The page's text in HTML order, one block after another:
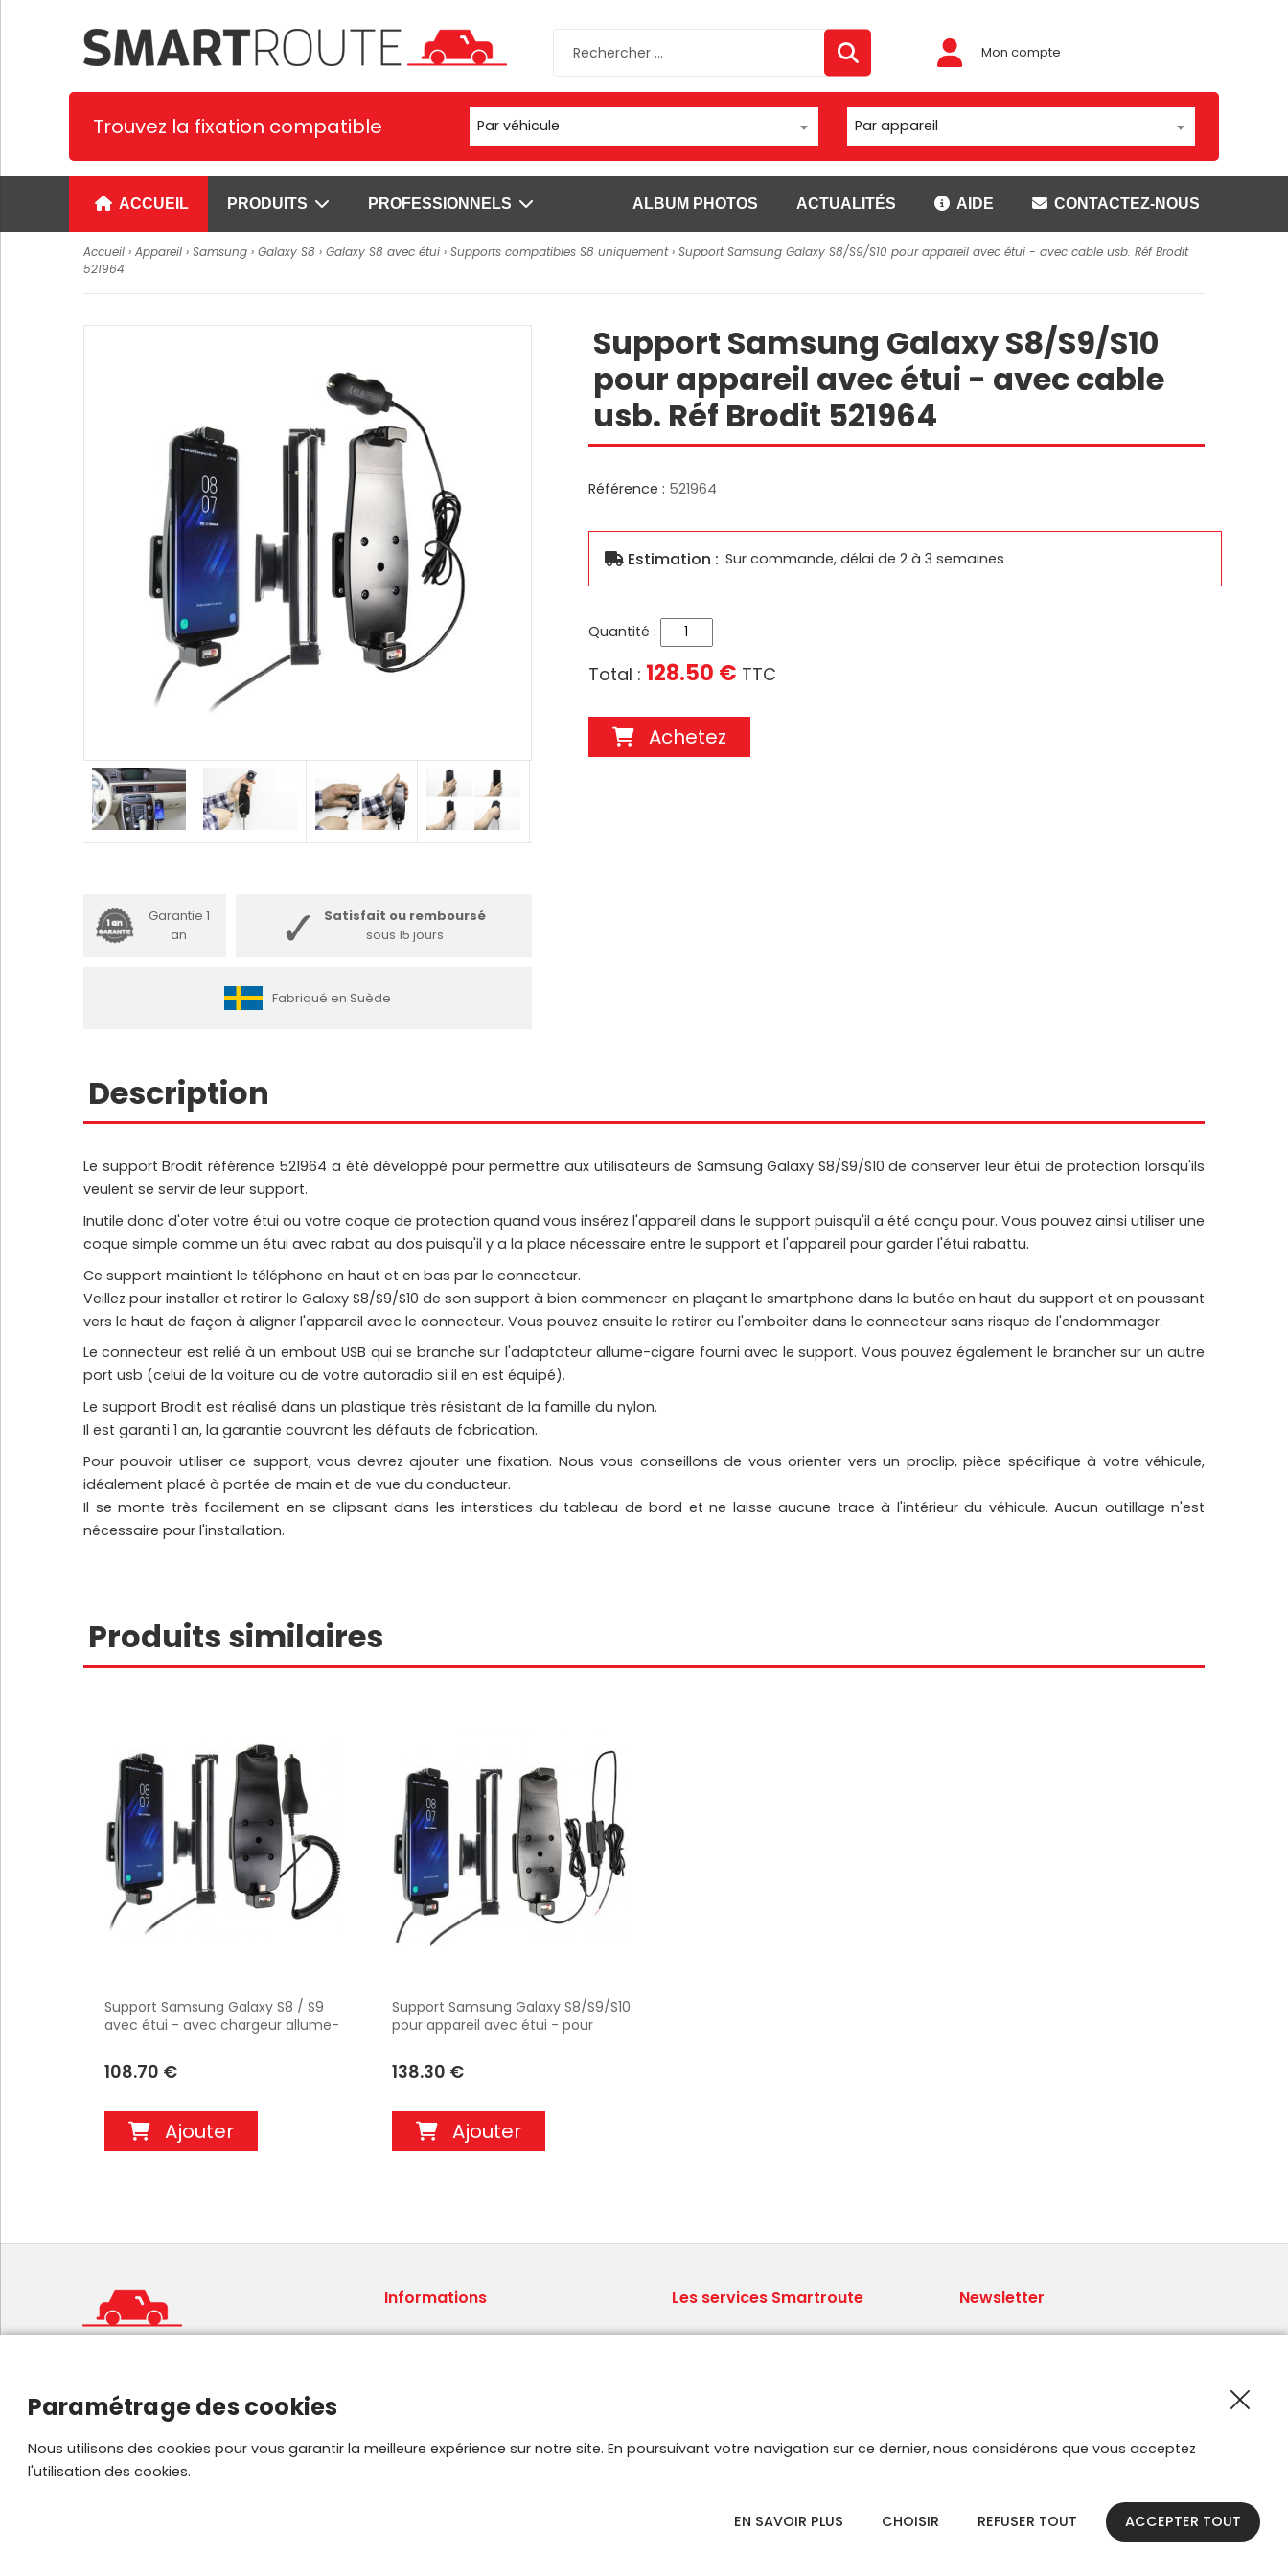
Mon compte
Trouvez la fixation compatible Par véhicule Par appareil
ACCUEIL PRODUITS
Supports spécifiques
2. Supports tablettes
Supports prêts à l'emploi pour
smartphones
Supports universels Brodit pour
tablettes
Voir plus
Fixation bateau
Fixations à visser
Voir plus
Montage Carcomm
Montage Richter
Alimentation / Chargeur
Adaptateurs
Adaptateurs allume-cigare
Batteries externes
Cables audio
Voir plus
Divers
Bases pour ventouses
Coque / Etui / Housse
Sport
Accessoires GPS
Voir plus
Réparation produits Brodit
Réparation supports Brodit
Instrument
PROFESSIONNELS
SUPPORTS DOUCHETTE ET SCANNER
SUPPORTS HONEYWELL SUPPORTS INGENICO
SUPPORTS ZEBRA CHRONOPOST
ALBUM PHOTOS ACTUALITÉS AIDE CONTACTEZ-NOUS
Accueil › Appareil › Samsung › Galaxy S8 › Galaxy S8 avec étui › Supports compatibles S8 uniquement › Support Samsung Galaxy S8/S9/S10 pour appareil avec étui - avec cable usb. Réf Brodit
521964
Garantie 1
an
Satisfait ou remboursé
sous 15 jours
Fabriqué en Suède
Support Samsung Galaxy S8/S9/S10
pour appareil avec étui - avec cable
usb. Réf Brodit 521964
Référence : 521964
Estimation : Sur commande, délai de 2 à 3 semaines
Quantité :
Total : 128.50 € TTC
Achetez
Description
Le support Brodit référence 521964 a été développé pour permettre aux utilisateurs de Samsung Galaxy S8/S9/S10 de conserver leur étui de protection lorsqu'ils
veulent se servir de leur support.
Inutile donc d'oter votre étui ou votre coque de protection quand vous insérez l'appareil dans le support puisqu'il a été conçu pour. Vous pouvez ainsi utiliser une
coque simple comme un étui avec rabat au dos puisqu'il y a la place nécessaire entre le support et l'appareil pour garder l'étui rabattu.
Ce support maintient le téléphone en haut et en bas par le connecteur.
Veillez pour installer et retirer le Galaxy S8/S9/S10 de son support à bien commencer en plaçant le smartphone dans la butée en haut du support et en poussant
vers le haut de façon à aligner l'appareil avec le connecteur. Vous pouvez ensuite le retirer ou l'emboiter dans le connecteur sans risque de l'endommager.
Le connecteur est relié à un embout USB qui se branche sur l'adaptateur allume-cigare fourni avec le support. Vous pouvez également le brancher sur un autre
port usb (celui de la voiture ou de votre autoradio si il en est équipé).
Le support Brodit est réalisé dans un plastique très résistant de la famille du nylon.
Il est garanti 1 an, la garantie couvrant les défauts de fabrication.
Pour pouvoir utiliser ce support, vous devrez ajouter une fixation. Nous vous conseillons de vous orienter vers un proclip, pièce spécifique à votre véhicule,
idéalement placé à portée de main et de vue du conducteur.
Il se monte très facilement en se clipsant dans les interstices du tableau de bord et ne laisse aucune trace à l'intérieur du véhicule. Aucun outillage n'est
nécessaire pour l'installation.
Produits similaires
Support Samsung Galaxy S8 / S9
avec étui - avec chargeur allume-
108.70 €
Ajouter
Support Samsung Galaxy S8/S9/S10
pour appareil avec étui - pour
138.30 €
Ajouter
Informations Les services Smartroute Newsletter
Recevoir les nouveautés Smartroute
Paramétrage des cookies
Nous utilisons des cookies pour vous garantir la meilleure expérience sur notre site. En poursuivant votre navigation sur ce dernier, nous considérons que vous acceptez
l'utilisation des cookies.
EN SAVOIR PLUS CHOISIR REFUSER TOUT ACCEPTER TOUT